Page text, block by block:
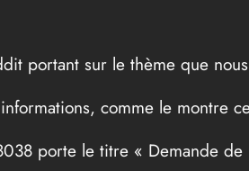
portant sur le thème que
comme le montre
porte le titre « Demande